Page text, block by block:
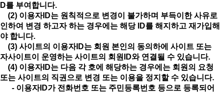
D를 부여합니다.
(2) 이용자ID는 원칙적으로 변경이 불가하며 부득이한 사유로
인하여 변경 하고자 하는 경우에는 해당 ID를 해지하고 재가입해
야 합니다.
(3) 사이트의 이용자ID는 회원 본인의 동의하에 사이트 또는
자사이트이 운영하는 사이트의 회원ID와 연결될 수 있습니다.
(4) 이용자ID는 다음 각 호에 해당하는 경우에는 회원의 요청
또는 사이트의 직권으로 변경 또는 이용을 정지할 수 있습니다.
- 이용자ID가 전화번호 또는 주민등록번호 등으로 등록되어